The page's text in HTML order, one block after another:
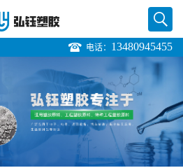
电话： 13480945455